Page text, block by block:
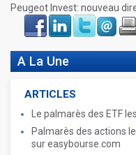
Peugeot Invest: nouveau
Face
book
LinkIn Twitter Envoyer
A La Une
ARTICLES
Le palmarès des ETF
Palmarès des actions
sur easybourse.com